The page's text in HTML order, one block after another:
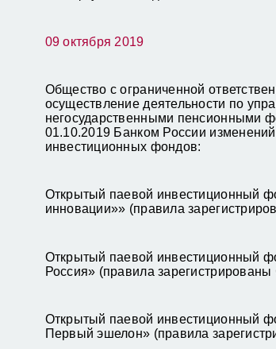
09 октября 2019
Общество с ограниченной
осуществление деятельности по
негосударственными пенсионными
01.10.2019 Банком России
инвестиционных фондов:
Открытый паевой инвестиционный
инновации»» (правила
Открытый паевой инвестиционный
Россия» (правила
Открытый паевой инвестиционный
Первый эшелон» (правила